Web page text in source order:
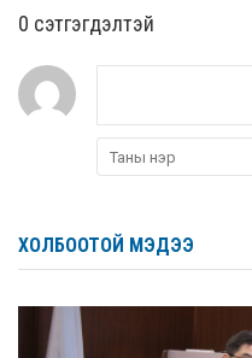
0 cэтгэгдэлтэй
ХОЛБООТОЙ МЭДЭЭ